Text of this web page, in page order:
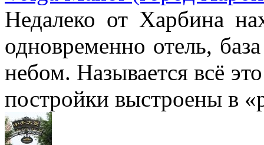
Недалеко от Харбина
одновременно отель,
небом. Называется всё
постройки выстроены в